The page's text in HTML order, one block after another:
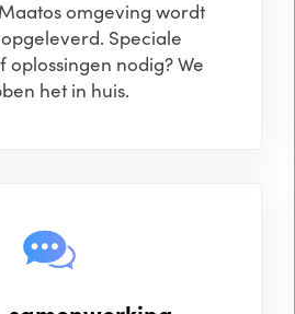
omgeving wordt
Speciale
oplossingen nodig? We
het in huis.